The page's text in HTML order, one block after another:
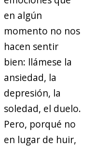
en algún
momento no nos
hacen sentir
bien: llámese la
ansiedad, la
depresión, la
soledad, el duelo.
Pero, porqué no
en lugar de huir,